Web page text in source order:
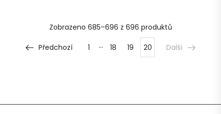
Zobrazeno 685–696 z 696 produktů
Předchozí 1 … 18 19 20 Další